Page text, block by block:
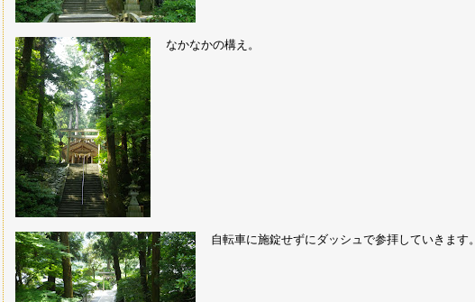
なかなかの構え。
自転車に施錠せずにダッシュで参拝していきます。